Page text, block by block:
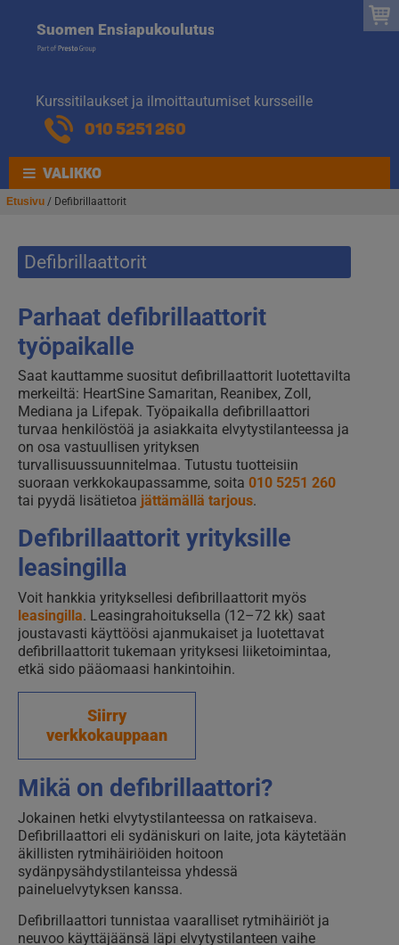
navigointiin
sisältöön
Suomen EnsiapukoulutusSuomen
Kurssitilaukset ja ilmoittautumiset kursseille
010 5251 260
VALIKKO
Etusivu / Defibrillaattorit
Defibrillaattorit
Parhaat defibrillaattorit
työpaikalle
Saat kauttamme suositut defibrillaattorit luotettavilta
merkeiltä: HeartSine Samaritan, Reanibex, Zoll,
Mediana ja Lifepak. Työpaikalla defibrillaattori
turvaa henkilöstöä ja asiakkaita elvytystilanteessa ja
on osa vastuullisen yrityksen
turvallisuussuunnitelmaa. Tutustu tuotteisiin
suoraan verkkokaupassamme, soita 010 5251 260
tai pyydä lisätietoa jättämällä tarjous.
Defibrillaattorit yrityksille
leasingilla
Voit hankkia yrityksellesi defibrillaattorit myös
leasingilla. Leasingrahoituksella (12–72 kk) saat
joustavasti käyttöösi ajanmukaiset ja luotettavat
defibrillaattorit tukemaan yrityksesi liiketoimintaa,
etkä sido pääomaasi hankintoihin.
Siirry
verkkokauppaan
Mikä on defibrillaattori?
Jokainen hetki elvytystilanteessa on ratkaiseva.
Defibrillaattori eli sydäniskuri on laite, jota käytetään
äkillisten rytmihäiriöiden hoitoon
sydänpysähdystilanteissa yhdessä
paineluelvytyksen kanssa.
Defibrillaattori tunnistaa vaaralliset rytmihäiriöt ja
neuvoo käyttäjäänsä läpi elvytystilanteen vaihe